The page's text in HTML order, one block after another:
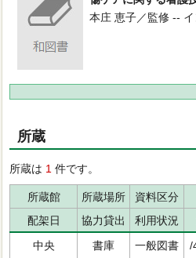
本庄 恵子／監修 --
所蔵
所蔵は 1 件です。
所蔵館 所蔵場所 資料区分
配架日
協力貸出 利用状況
中央
書庫 一般図書 /